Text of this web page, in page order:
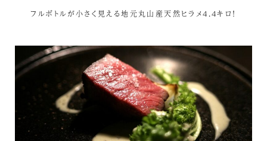
フルボトルが小さく見える地元丸山産天然ヒラメ4.4キロ！